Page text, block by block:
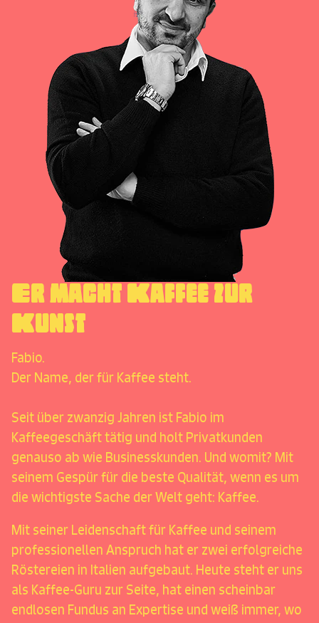
Er macht Kaffee zur
Kunst
Fabio.
Der Name, der für Kaffee steht.
Seit über zwanzig Jahren ist Fabio im
Kaffeegeschäft tätig und holt Privatkunden
genauso ab wie Businesskunden. Und womit? Mit
seinem Gespür für die beste Qualität, wenn es um
die wichtigste Sache der Welt geht: Kaffee.
Mit seiner Leidenschaft für Kaffee und seinem
professionellen Anspruch hat er zwei erfolgreiche
Röstereien in Italien aufgebaut. Heute steht er uns
als Kaffee-Guru zur Seite, hat einen scheinbar
endlosen Fundus an Expertise und weiß immer, wo